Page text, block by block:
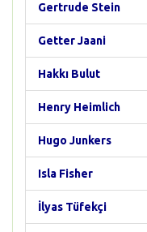
Gertrude Stein
Getter Jaani
Hakkı Bulut
Henry Heimlich
Hugo Junkers
Isla Fisher
İlyas Tüfekçi